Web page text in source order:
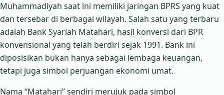
Muhammadiyah saat ini memiliki jaringan BPRS yang kuat
dan tersebar di berbagai wilayah. Salah satu yang terbaru
adalah Bank Syariah Matahari, hasil konversi dari BPR
konvensional yang telah berdiri sejak 1991. Bank ini
diposisikan bukan hanya sebagai lembaga keuangan,
tetapi juga simbol perjuangan ekonomi umat.
Nama “Matahari” sendiri merujuk pada simbol